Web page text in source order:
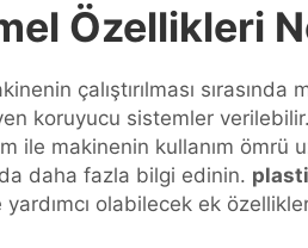
Özellikleri
çalıştırılması sırasında
koruyucu sistemler
ile makinenin kullanım ömrü
daha fazla bilgi edinin.
olabilecek ek